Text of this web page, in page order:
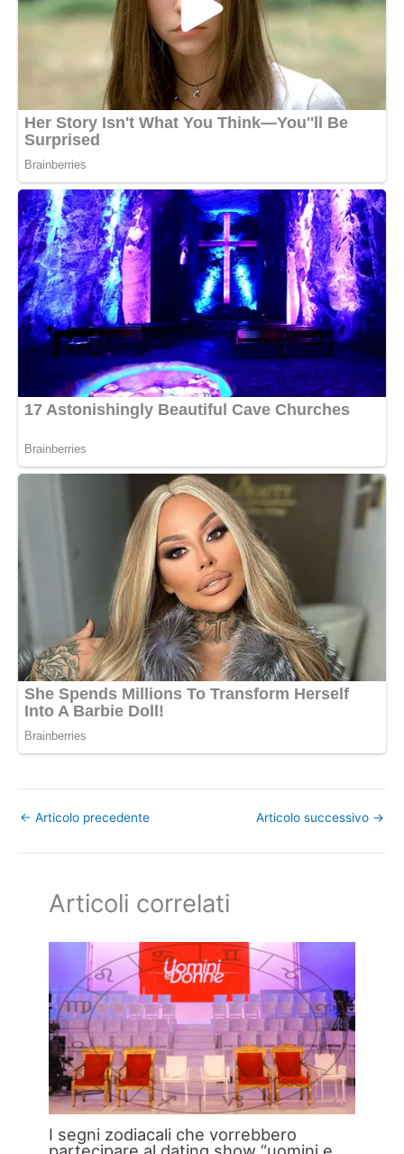
← Articolo precedente Articolo successivo →
Articoli correlati
I segni zodiacali che vorrebbero